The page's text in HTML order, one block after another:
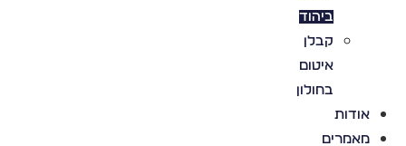
ביהוד
קבלן
איטום
בחולון
אודות
מאמרים